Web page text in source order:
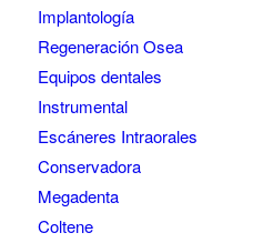
Implantología
Regeneración Osea
Equipos dentales
Instrumental
Escáneres Intraorales
Conservadora
Megadenta
Coltene